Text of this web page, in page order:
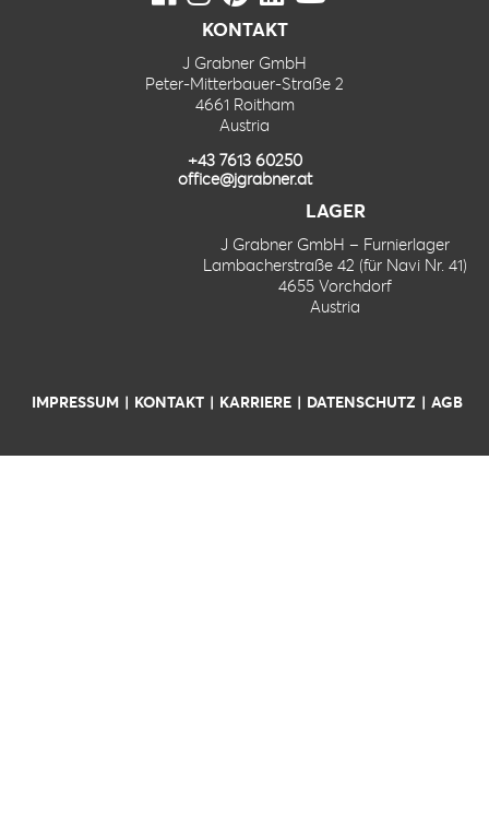
KONTAKT
J Grabner GmbH
Peter-Mitterbauer-Straße 2
4661 Roitham
Austria
+43 7613 60250
office@jgrabner.at
LAGER
J Grabner GmbH – Furnierlager
Lambacherstraße 42 (für Navi Nr. 41)
4655 Vorchdorf
Austria
IMPRESSUM KONTAKT KARRIERE DATENSCHUTZ AGB